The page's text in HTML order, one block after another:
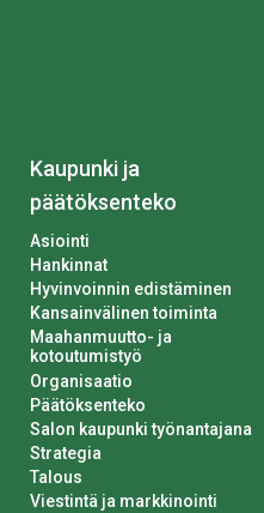
Kaupunki ja
päätöksenteko
Asiointi
Hankinnat
Hyvinvoinnin edistäminen
Kansainvälinen toiminta
Maahanmuutto- ja
kotoutumistyö
Organisaatio
Päätöksenteko
Salon kaupunki työnantajana
Strategia
Talous
Viestintä ja markkinointi